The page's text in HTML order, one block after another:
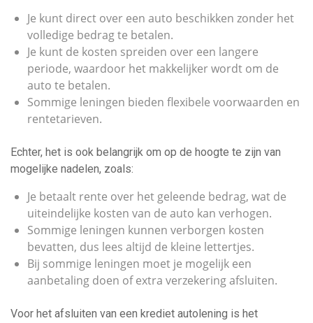
Je kunt direct over een auto beschikken zonder het
volledige bedrag te betalen.
Je kunt de kosten spreiden over een langere
periode, waardoor het makkelijker wordt om de
auto te betalen.
Sommige leningen bieden flexibele voorwaarden en
rentetarieven.
Echter, het is ook belangrijk om op de hoogte te zijn van
mogelijke nadelen, zoals:
Je betaalt rente over het geleende bedrag, wat de
uiteindelijke kosten van de auto kan verhogen.
Sommige leningen kunnen verborgen kosten
bevatten, dus lees altijd de kleine lettertjes.
Bij sommige leningen moet je mogelijk een
aanbetaling doen of extra verzekering afsluiten.
Voor het afsluiten van een krediet autolening is het